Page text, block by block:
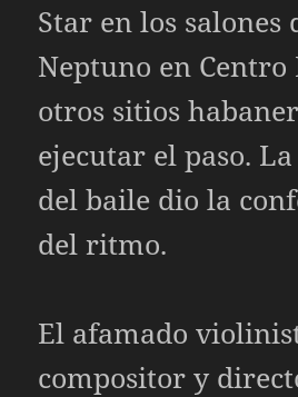
Star en los salones
Neptuno en Centro
otros sitios
ejecutar el paso.
del baile dio la
del ritmo.
El afamado
compositor y